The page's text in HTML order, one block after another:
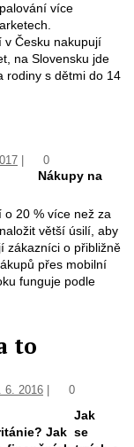
více
v Česku nakupují
na Slovensku jde
rodiny s dětmi do 14
0
Nákupy na
20 % více než za
větší úsilí, aby
zákazníci o přibližně
přes mobilní
funguje podle
to
6. 2016 0
Jak
Jak se